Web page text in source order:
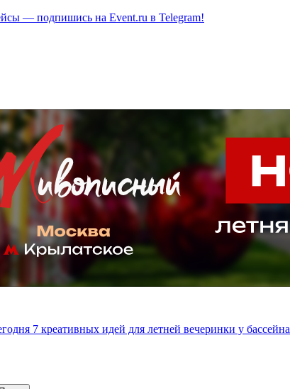
— подпишись на Event.ru в Telegram!
7 креативных идей для летней вечеринки у бассейна